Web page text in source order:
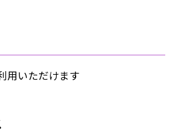
用いただけます